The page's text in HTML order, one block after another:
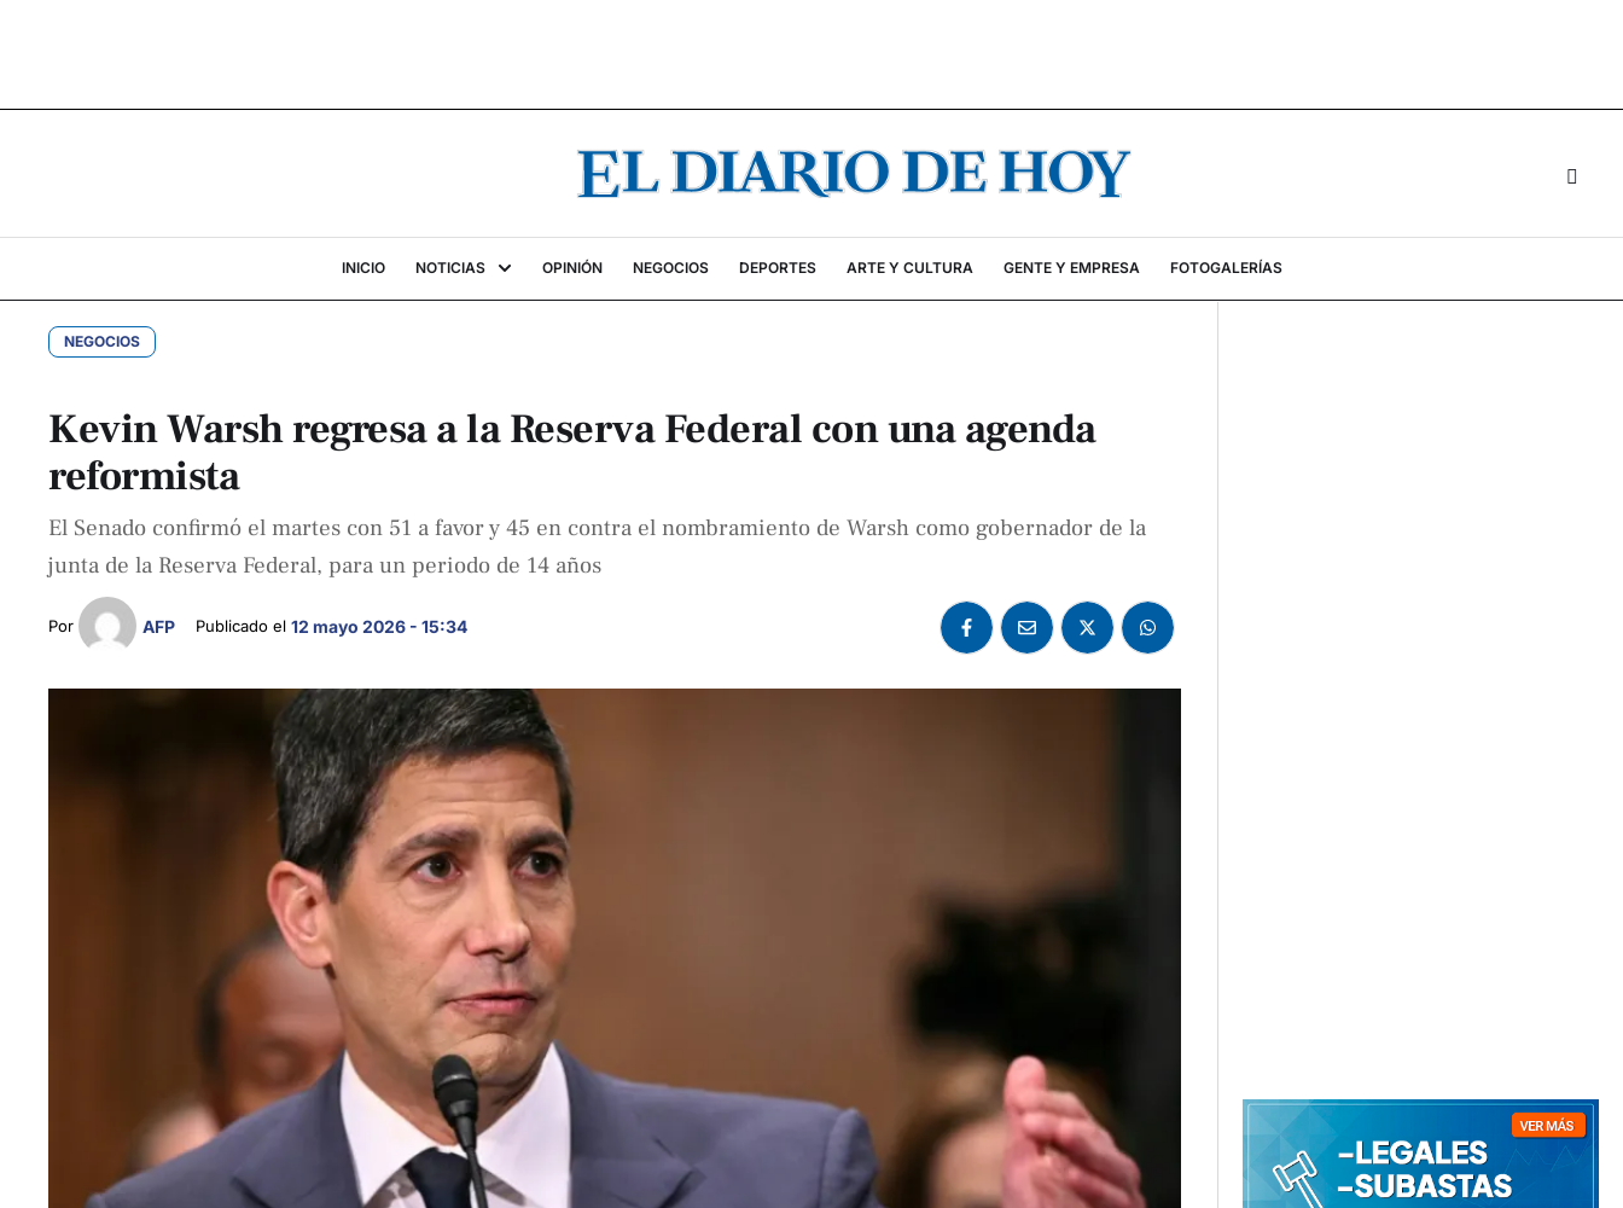
INICIO NOTICIAS OPINIÓN NEGOCIOS DEPORTES ARTE Y CULTURA GENTE Y EMPRESA FOTOGALERÍAS
NEGOCIOS
Kevin Warsh regresa a la Reserva Federal con una agenda
reformista
El Senado confirmó el martes con 51 a favor y 45 en contra el nombramiento de Warsh como gobernador de la
junta de la Reserva Federal, para un periodo de 14 años
Por AFP Publicado el 12 mayo 2026 - 15:34